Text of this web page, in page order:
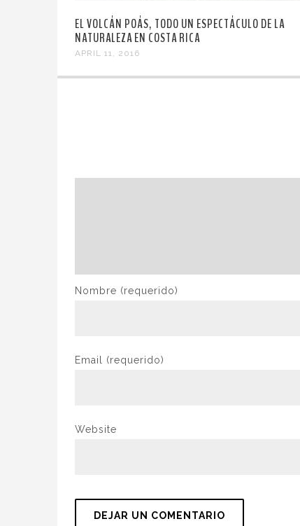
EL VOLCÁN POÁS, TODO UN ESPECTÁCULO DE LA
NATURALEZA EN COSTA RICA
APRIL 11, 2016
Nombre (requerido)
Email (requerido)
Website